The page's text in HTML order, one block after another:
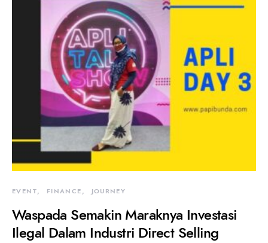
EVENT FINANCE JOURNEY
Waspada Semakin Maraknya Investasi
Ilegal Dalam Industri Direct Selling